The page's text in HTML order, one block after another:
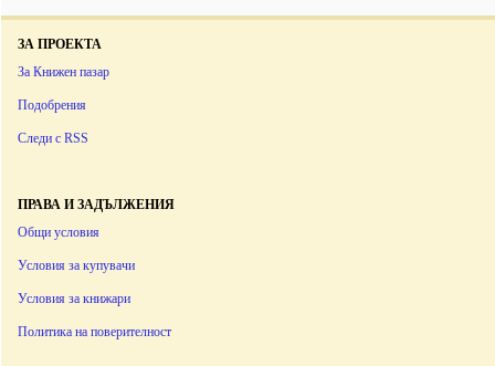
ЗА ПРОЕКТА
За Книжен пазар
Подобрения
Следи с RSS
ПРАВА И ЗАДЪЛЖЕНИЯ
Общи условия
Условия за купувачи
Условия за книжари
Политика на поверителност